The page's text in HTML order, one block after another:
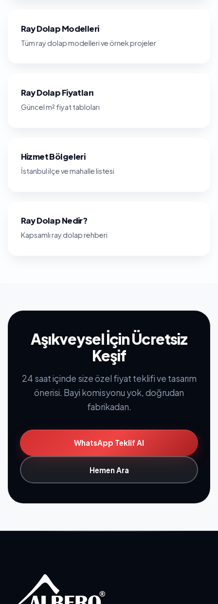
Ray Dolap Modelleri
Tüm ray dolap modelleri ve örnek projeler
Ray Dolap Fiyatları
Güncel m² fiyat tabloları
Hizmet Bölgeleri
İstanbul ilçe ve mahalle listesi
Ray Dolap Nedir?
Kapsamlı ray dolap rehberi
Aşıkveysel İçin Ücretsiz
Keşif
24 saat içinde size özel fiyat teklifi ve tasarım
önerisi. Bayi komisyonu yok, doğrudan
fabrikadan.
WhatsApp Teklif Al
Hemen Ara